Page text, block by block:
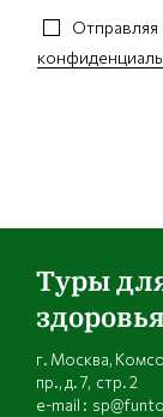
Туры
здоровья
г. Москва,
пр., д. 7, стр. 2
e-mail :